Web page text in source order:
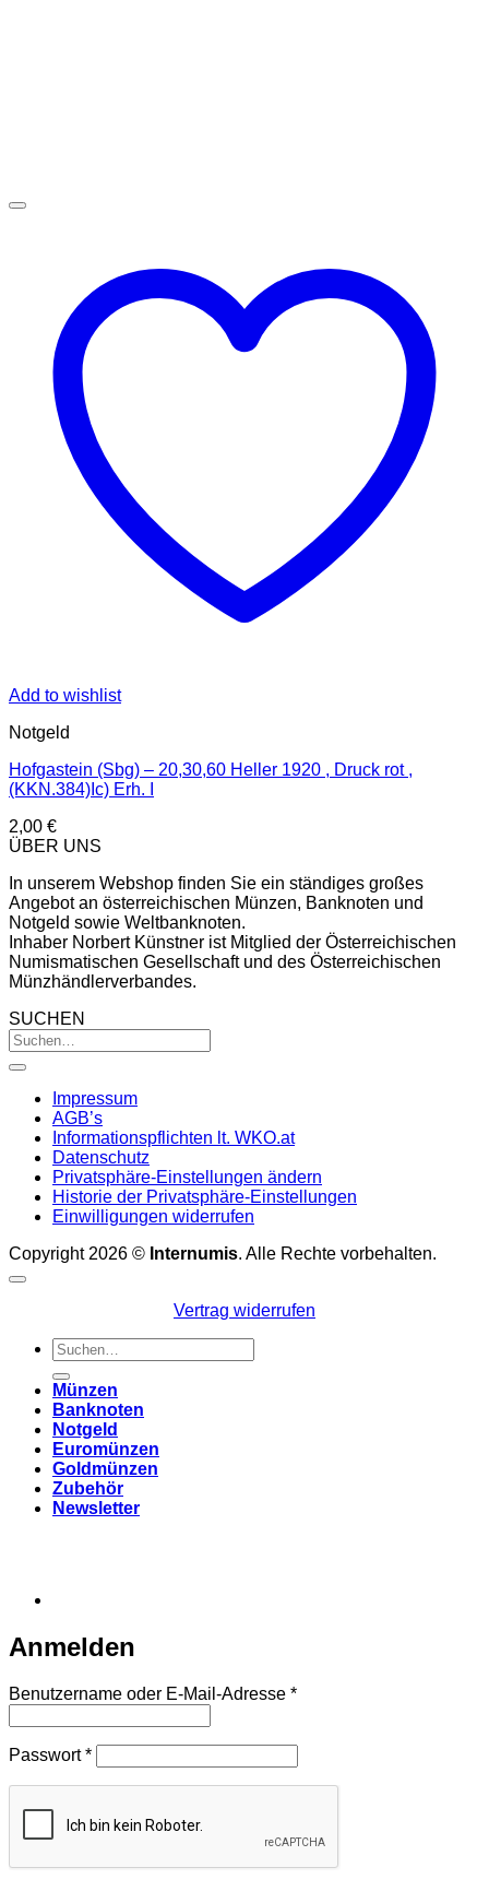
Add to wishlist
Notgeld
Hofgastein (Sbg) – 20,30,60 Heller 1920 , Druck rot ,
(KKN.384)Ic) Erh. I
2,00 €
ÜBER UNS
In unserem Webshop finden Sie ein ständiges großes
Angebot an österreichischen Münzen, Banknoten und
Notgeld sowie Weltbanknoten.
Inhaber Norbert Künstner ist Mitglied der Österreichischen
Numismatischen Gesellschaft und des Österreichischen
Münzhändlerverbandes.
SUCHEN
Impressum
AGB’s
Informationspflichten lt. WKO.at
Datenschutz
Privatsphäre-Einstellungen ändern
Historie der Privatsphäre-Einstellungen
Einwilligungen widerrufen
Copyright 2026 © Internumis. Alle Rechte vorbehalten.
Vertrag widerrufen
Suchen
nach:
Münzen
Banknoten
Notgeld
Euromünzen
Goldmünzen
Zubehör
Newsletter
Anmelden
Benutzername oder E-Mail-Adresse *Erforderlich
Passwort*Erforderlich